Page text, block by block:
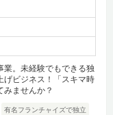
業。未経験でもできる独
げビジネス！「スキマ時
みませんか？
有名フランチャイズで独立